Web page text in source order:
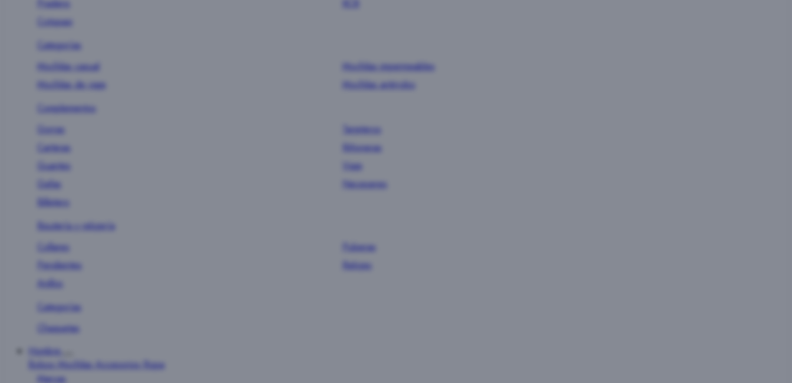
Pradens
Cotopaxi
Categorías
Mochilas casual
Mochilas impermeables
Mochilas de viaje
Mochilas antirrobo
Complementos
Gorras
Tarjeteros
Carteras
Riñoneras
Guantes
Viaje
Gafas
Neceseres
Billetero
Bisutería y relojería
Collares
Pulseras
Pendientes
Relojes
Anillos
Categorías
Chaquetas
Hombre
Bolsos Mochilas Accesorios Ropa
Marcas